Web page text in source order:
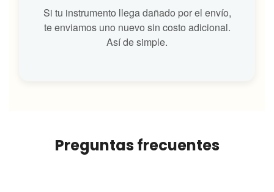
Si tu instrumento llega dañado por el envío,
te enviamos uno nuevo sin costo adicional.
Así de simple.
Preguntas frecuentes